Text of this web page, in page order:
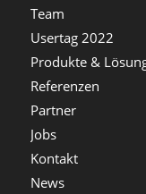
Team
Usertag 2022
Produkte &
Referenzen
Partner
Jobs
Kontakt
News